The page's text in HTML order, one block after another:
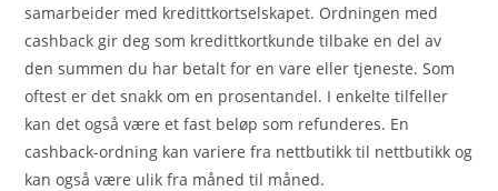
samarbeider med kredittkortselskapet. Ordningen med
cashback gir deg som kredittkortkunde tilbake en del av
den summen du har betalt for en vare eller tjeneste. Som
oftest er det snakk om en prosentandel. I enkelte tilfeller
kan det også være et fast beløp som refunderes. En
cashback-ordning kan variere fra nettbutikk til nettbutikk og
kan også være ulik fra måned til måned.